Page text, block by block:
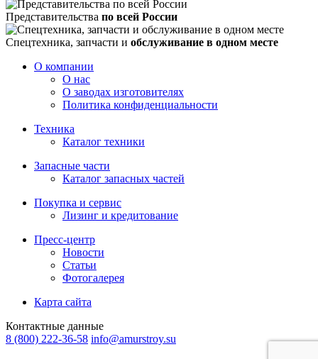
Представительства по всей России
Спецтехника, запчасти и обслуживание в одном месте
О компании
О нас
О заводах изготовителях
Политика конфиденциальности
Техника
Каталог техники
Запасные части
Каталог запасных частей
Покупка и сервис
Лизинг и кредитование
Пресс-центр
Новости
Статьи
Фотогалерея
Карта сайта
Контактные данные
8 (800) 222-36-58 info@amurstroy.su